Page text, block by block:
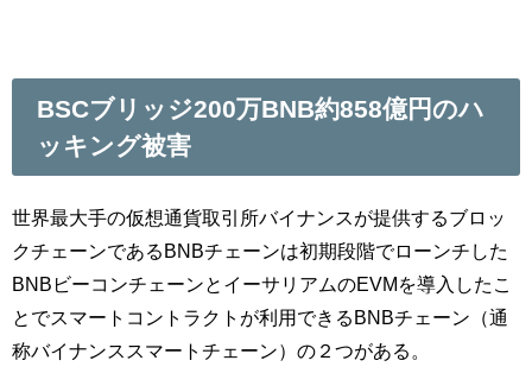
BSCブリッジ200万BNB約858億円のハ
ッキング被害
世界最大手の仮想通貨取引所バイナンスが提供するブロッ
クチェーンであるBNBチェーンは初期段階でローンチした
BNBビーコンチェーンとイーサリアムのEVMを導入したこ
とでスマートコントラクトが利用できるBNBチェーン（通
称バイナンススマートチェーン）の２つがある。